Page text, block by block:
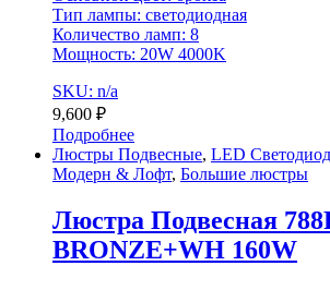
Тип лампы: светодиодная
Количество ламп: 8
Мощность: 20W 4000K
SKU: n/a
9,600 ₽
Подробнее
Люстры Подвесные, LED
Модерн & Лофт, Большие люстры
Люстра Подвесная
BRONZE+WH 160W